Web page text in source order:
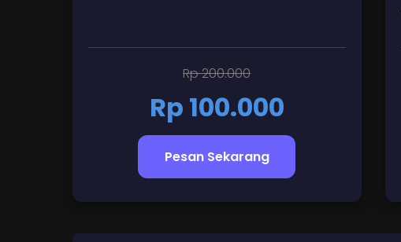
Rp 200.000
Rp 100.000
Pesan Sekarang